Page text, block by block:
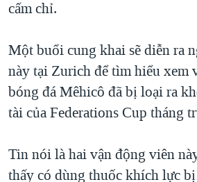
KHOA HỌC
VĂN HOÁ
THỂ THAO
GIÁO DỤC
GIẢI MÃ VÀNH ĐAI & CON ĐƯỜNG
TRỊNH VĨNH BÌNH - NGƯỜI HẠ 'BÊN
GROUND ZERO – XƯA VÀ NAY
THƯỢNG ĐỈNH TRUMP-KIM TẠI
TRỊNH VĨNH BÌNH VS. CHÍNH PHỦ
MẠNG XÃ HỘI
Ngôn ngữ khác
cấm chỉ.
Một buổi cung khai sẽ diễn ra
này tại Zurich để tìm hiểu xem
bóng đá Mêhicô đã bị loại ra
tài của Federations Cup tháng
Tin nói là hai vận động viên
thấy có dùng thuốc khích lực